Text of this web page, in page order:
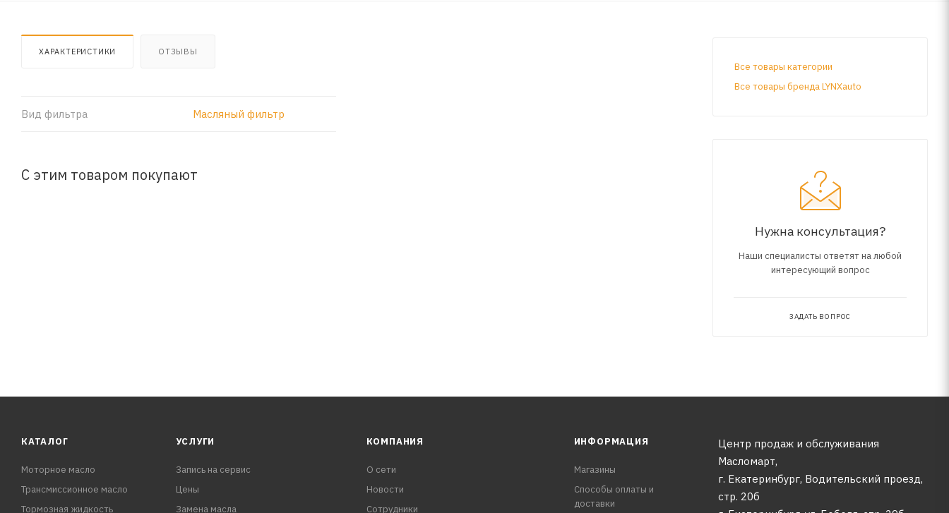
ХАРАКТЕРИСТИКИ ОТЗЫВЫ
Вид фильтра Масляный фильтр
С этим товаром покупают
Все товары категории
Все товары бренда LYNXauto
Нужна консультация?
Наши специалисты ответят на любой
интересующий вопрос
ЗАДАТЬ ВОПРОС
КАТАЛОГ
Моторное масло
Трансмиссионное масло
Тормозная жидкость
УСЛУГИ
Запись на сервис
Цены
Замена масла
КОМПАНИЯ
О сети
Новости
Сотрудники
ИНФОРМАЦИЯ
Магазины
Способы оплаты и
доставки
Центр продаж и обслуживания
Масломарт,
г. Екатеринбург, Водительский проезд,
стр. 20б